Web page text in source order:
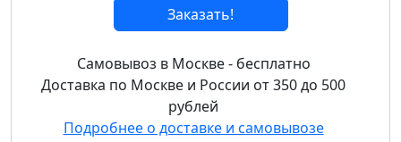
Заказать!
Самовывоз в Москве - бесплатно
Доставка по Москве и России от 350 до 500
рублей
Подробнее о доставке и самовывозе